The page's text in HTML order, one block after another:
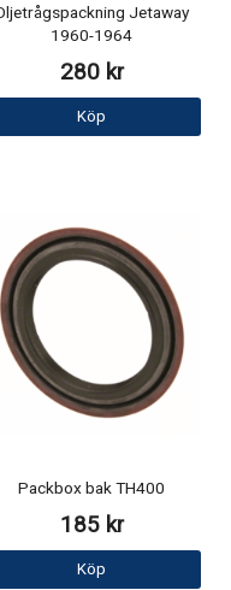
Jetaway
1960-1964
280 kr
Köp
Packbox bak TH400
185 kr
Köp